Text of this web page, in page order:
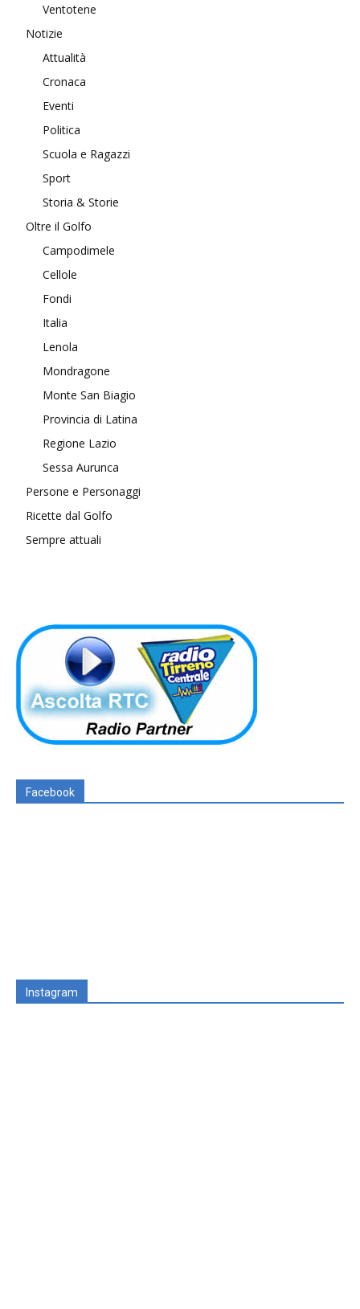
Ventotene
Notizie
Attualità
Cronaca
Eventi
Politica
Scuola e Ragazzi
Sport
Storia & Storie
Oltre il Golfo
Campodimele
Cellole
Fondi
Italia
Lenola
Mondragone
Monte San Biagio
Provincia di Latina
Regione Lazio
Sessa Aurunca
Persone e Personaggi
Ricette dal Golfo
Sempre attuali
Facebook
Instagram